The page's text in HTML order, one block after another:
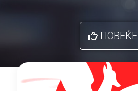
ПОВЕЌЕ